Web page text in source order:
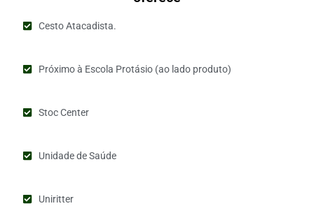
Cesto Atacadista.
Próximo à Escola Protásio (ao lado produto)
Stoc Center
Unidade de Saúde
Uniritter